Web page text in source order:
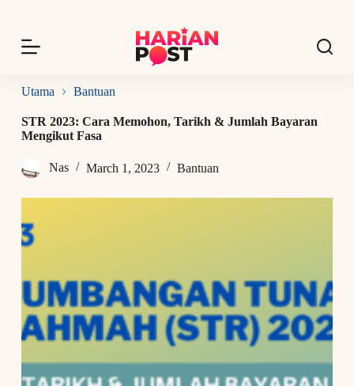
p
o
n
n
Utama Bantuan
STR 2023: Cara Memohon, Tarikh & Jumlah Bayaran
Mengikut Fasa
Nas March 1, 2023 Bantuan